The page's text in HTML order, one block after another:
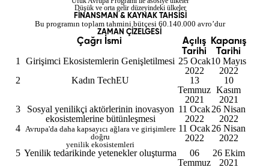
Düşük ve orta gelir düzeyindeki ülkeler
FİNANSMAN & KAYNAK TAHSİSİ
Bu programın toplam tahmini bütçesi 60.140.000 avro’dur
ZAMAN ÇİZELGESİ
Çağrı İsmi
Açılış
Tarihi
Kapanış
Tarihi
1 Girişimci Ekosistemlerin Genişletilmesi 25 Ocak
2022
10 Mayıs
2022
2
Kadın TechEU
13
Temmuz
2021
10
Kasım
2021
3
Sosyal yenilikçi aktörlerinin inovasyon
ekosistemlerine bütünleşmesi
11 Ocak
2022
26 Nisan
2022
4 Avrupa'da daha kapsayıcı ağlara ve girişimlere
doğru
yenilik ekosistemleri
11 Ocak
2022
26 Nisan
2022
5 Yenilik tedarikinde yetenekler oluşturma
06
Temmuz
26 Ekim
2021